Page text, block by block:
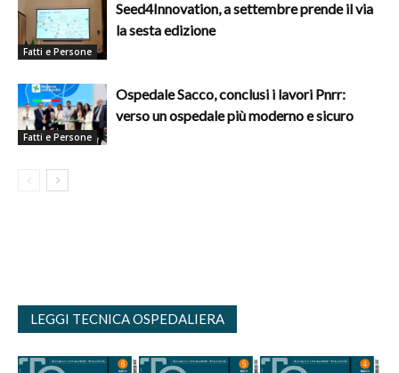
Fatti e Persone
Seed4Innovation, a settembre prende il via
la sesta edizione
Fatti e Persone
Ospedale Sacco, conclusi i lavori Pnrr:
verso un ospedale più moderno e sicuro
LEGGI TECNICA OSPEDALIERA